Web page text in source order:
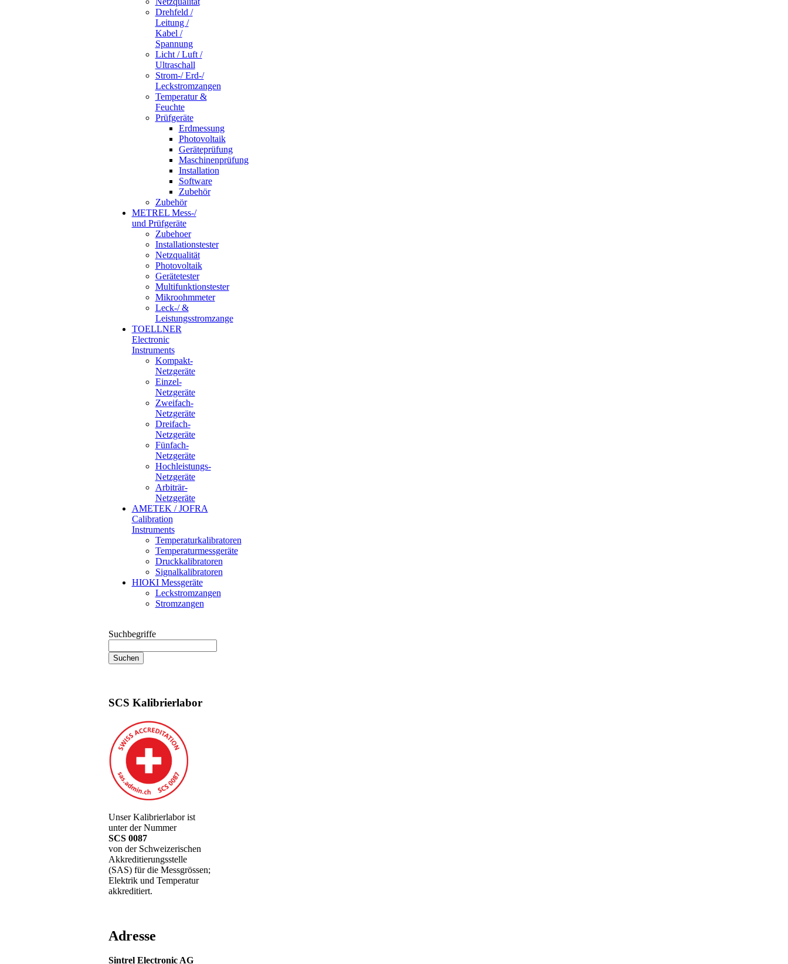
Drehfeld /
Leitung /
Kabel /
Spannung
Licht / Luft /
Ultraschall
Strom-/ Erd-/
Leckstromzangen
Temperatur &
Feuchte
Prüfgeräte
Erdmessung
Photovoltaik
Geräteprüfung
Maschinenprüfung
Installation
Software
Zubehör
Zubehör
METREL Mess-/
und Prüfgeräte
Zubehoer
Installationstester
Netzqualität
Photovoltaik
Gerätetester
Multifunktionstester
Mikroohmmeter
Leck-/ &
Leistungsstromzange
TOELLNER
Electronic
Instruments
Kompakt-
Netzgeräte
Einzel-
Netzgeräte
Zweifach-
Netzgeräte
Dreifach-
Netzgeräte
Fünfach-
Netzgeräte
Hochleistungs-
Netzgeräte
Arbiträr-
Netzgeräte
AMETEK / JOFRA
Calibration
Instruments
Temperaturkalibratoren
Temperaturmessgeräte
Druckkalibratoren
Signalkalibratoren
HIOKI Messgeräte
Leckstromzangen
Stromzangen
Suchbegriffe
SCS Kalibrierlabor
Unser Kalibrierlabor ist
unter der Nummer
SCS 0087
von der Schweizerischen
Akkreditierungsstelle
(SAS) für die Messgrössen;
Elektrik und Temperatur
akkreditiert.
Adresse
Sintrel Electronic AG